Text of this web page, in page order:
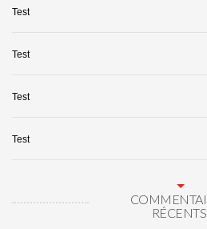
Test
Test
Test
Test
RÉCENTS